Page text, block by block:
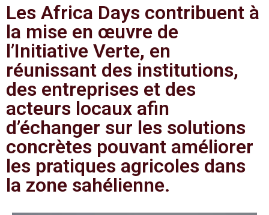
Les Africa Days contribuent à
la mise en œuvre de
l’Initiative Verte, en
réunissant des institutions,
des entreprises et des
acteurs locaux afin
d’échanger sur les solutions
concrètes pouvant améliorer
les pratiques agricoles dans
la zone sahélienne.